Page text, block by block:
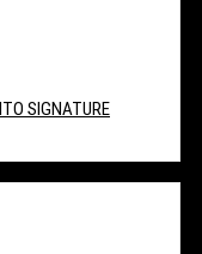
SIGNATURE